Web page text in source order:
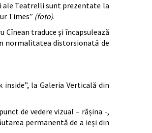
ale Teatrelli sunt prezentate la
Times” (foto).
Cînean traduce și încapsulează
normalitatea distorsionată de
la Galeria Verticală din
de vedere vizual – rășina -,
permanentă de a ieși din